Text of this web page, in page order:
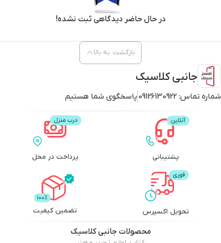
در حال حاضر دیدگاهی ثبت نشده!
جانبی کلاسیک
شماره تماس: 09126130922 پاسخگوی شما هستیم
بازگشت به بالا
پشتیبانی پرداخت در محل
تحویل اکسپرس تضمین کیفیت
محصولات جانبی کلاسیک